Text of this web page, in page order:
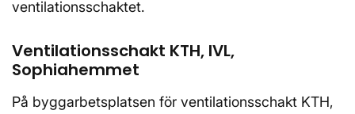
ventilationsschaktet.
Ventilationsschakt KTH, IVL,
Sophiahemmet
På byggarbetsplatsen för ventilationsschakt KTH,